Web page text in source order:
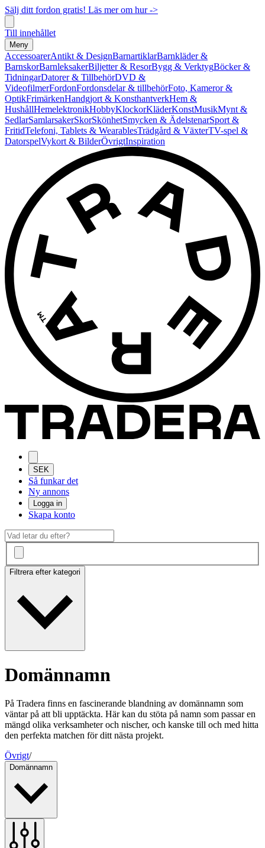
Sälj ditt fordon gratis! Läs mer om hur ->
Till innehållet
Meny
AccessoarerAntikt & DesignBarnartiklarBarnkläder &
BarnskorBarnleksakerBiljetter & ResorBygg & VerktygBöcker &
TidningarDatorer & TillbehörDVD &
VideofilmerFordonFordonsdelar & tillbehörFoto, Kameror &
OptikFrimärkenHandgjort & KonsthantverkHem &
HushållHemelektronikHobbyKlockorKläderKonstMusikMynt &
SedlarSamlarsakerSkorSkönhetSmycken & ÄdelstenarSport &
FritidTelefoni, Tablets & WearablesTrädgård & VäxterTV-spel &
DatorspelVykort & BilderÖvrigtInspiration
SEK
Så funkar det
Ny annons
Logga in
Skapa konto
Filtrera efter kategori
Domännamn
På Tradera finns en fascinerande blandning av domännamn som
väntar på att bli upptäckta. Här kan du stöta på namn som passar en
mängd olika verksamheter och nischer, och kanske till och med hitta
den perfekta matchen för ditt nästa projekt.
Övrigt/
Domännamn